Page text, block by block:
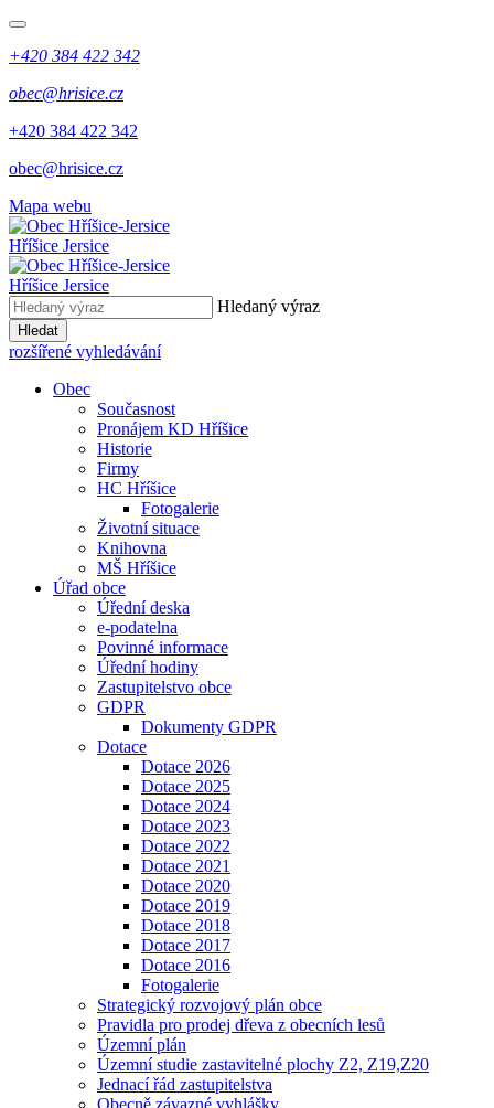
+420 384 422 342
obec@hrisice.cz
+420 384 422 342
obec@hrisice.cz
Mapa webu
Hříšice Jersice
Hříšice Jersice
Hledaný výraz
Hledat
rozšířené vyhledávání
Obec
Současnost
Pronájem KD Hříšice
Historie
Firmy
HC Hříšice
Fotogalerie
Životní situace
Knihovna
MŠ Hříšice
Úřad obce
Úřední deska
e-podatelna
Povinné informace
Úřední hodiny
Zastupitelstvo obce
GDPR
Dokumenty GDPR
Dotace
Dotace 2026
Dotace 2025
Dotace 2024
Dotace 2023
Dotace 2022
Dotace 2021
Dotace 2020
Dotace 2019
Dotace 2018
Dotace 2017
Dotace 2016
Fotogalerie
Strategický rozvojový plán obce
Pravidla pro prodej dřeva z obecních lesů
Územní plán
Územní studie zastavitelné plochy Z2, Z19,Z20
Jednací řád zastupitelstva
Obecně závazné vyhlášky